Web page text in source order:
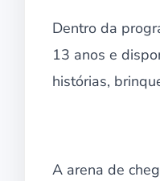
Dentro da
13 anos e
histórias,
A arena de